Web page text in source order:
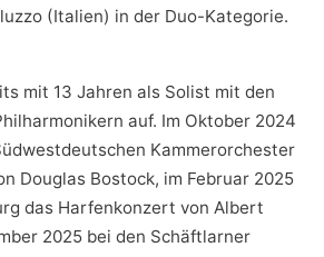
(Italien) in der Duo-Kategorie.
mit 13 Jahren als Solist mit den
auf. Im Oktober 2024
Kammerorchester
Douglas Bostock, im Februar 2025
das Harfenkonzert von Albert
2025 bei den Schäftlarner